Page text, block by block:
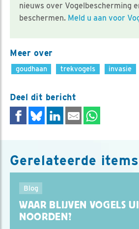
nieuws over Vogelbescherming
beschermen. Meld u aan voor
Meer over
goudhaan trekvogels invasie
Deel dit bericht
Gerelateerde items
Blog
WAAR BLIJVEN VOGELS
NOORDEN?